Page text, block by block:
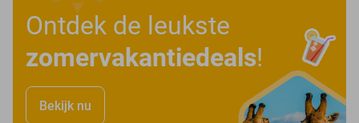
Ontdek de leukste
zomervakantiedeals!
Bekijk nu